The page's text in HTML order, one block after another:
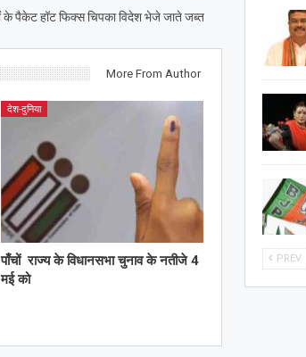
के पैकेट हॉट फिक्स चिपका विदेश भेजे जाते जब्त
More From Author
देश-दुनिया
पाँचों राज्य के विधानसभा चुनाव के नतीजे 4
मई को
PREV